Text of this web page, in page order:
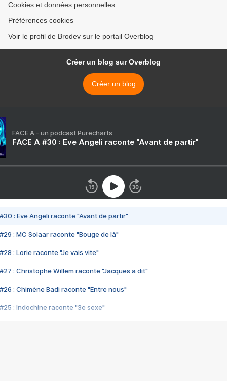
Cookies et données personnelles
Préférences cookies
Voir le profil de Brodev sur le portail Overblog
Créer un blog sur Overblog
Créer un blog
FACE A - un podcast Purecharts
FACE A #30 : Eve Angeli raconte "Avant de partir"
#30 : Eve Angeli raconte "Avant de partir"
#29 : MC Solaar raconte "Bouge de là"
#28 : Lorie raconte "Je vais vite"
#27 : Christophe Willem raconte "Jacques a dit"
#26 : Chimène Badi raconte "Entre nous"
#25 : Indochine raconte "3e sexe"